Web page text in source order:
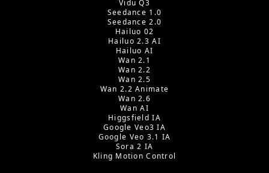
Vidu Q3
Seedance 1.0
Seedance 2.0
Hailuo 02
Hailuo 2.3 AI
Hailuo AI
Wan 2.1
Wan 2.2
Wan 2.5
Wan 2.2 Animate
Wan 2.6
Wan AI
Higgsfield IA
Google Veo3 IA
Google Veo 3.1 IA
Sora 2 IA
Kling Motion Control